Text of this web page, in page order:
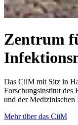
Zentrum
Das CiiM mit Sitz in
Forschungsinstitut des
und der Medizinischen
Mehr über das CiiM